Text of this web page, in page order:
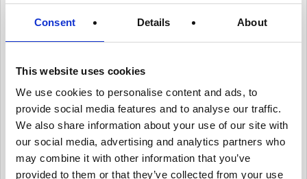
Consent Details About
This website uses cookies
We use cookies to personalise content and ads, to
provide social media features and to analyse our traffic.
We also share information about your use of our site with
our social media, advertising and analytics partners who
may combine it with other information that you’ve
provided to them or that they’ve collected from your use
カテゴリー
有用情報
有用情報_ガバナンス体制を整える
有用情報_個人データ台帳の保守、データ移転メ
有用情報_内部のデータ・プライバシー・ポリシ
ーを保守